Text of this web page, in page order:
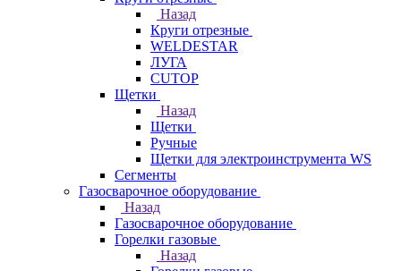
Назад
Круги отрезные
WELDESTAR
ЛУГА
CUTOP
Щетки
Назад
Щетки
Ручные
Щетки для электроинструмента WS
Сегменты
Газосварочное оборудование
Назад
Газосварочное оборудование
Горелки газовые
Назад